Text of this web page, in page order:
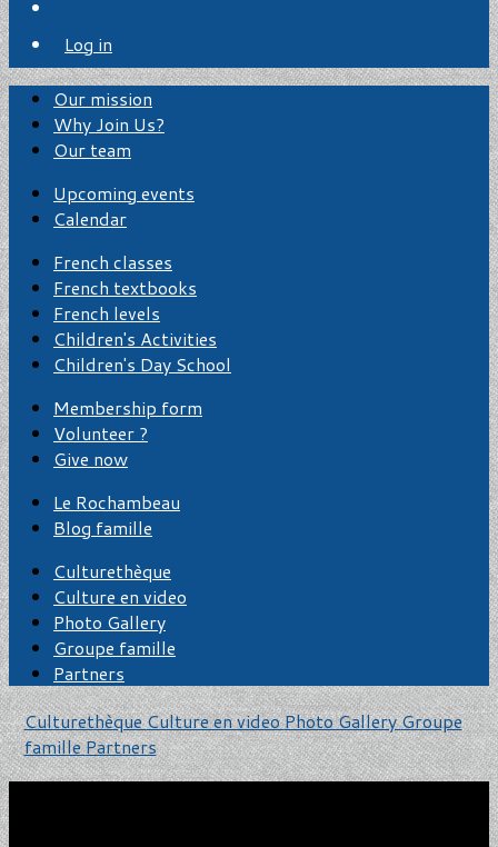
Log in
Our mission
Why Join Us?
Our team
Upcoming events
Calendar
French classes
French textbooks
French levels
Children's Activities
Children's Day School
Membership form
Volunteer ?
Give now
Le Rochambeau
Blog famille
Culturethèque
Culture en video
Photo Gallery
Groupe famille
Partners
CulturethèqueCulture en videoPhoto GalleryGroupe
famillePartners